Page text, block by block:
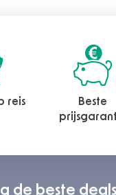
reis
Beste
de beste deals